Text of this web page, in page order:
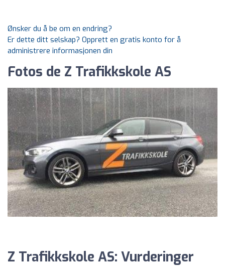
Ønsker du å be om en endring?
Er dette ditt selskap? Opprett en gratis konto for å
administrere informasjonen din
Fotos de Z Trafikkskole AS
Z Trafikkskole AS: Vurderinger